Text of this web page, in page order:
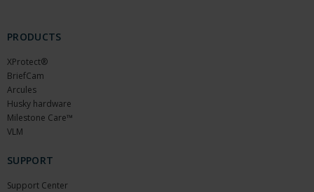
PRODUCTS
XProtect®
BriefCam
Arcules
Husky hardware
Milestone Care™
VLM
SUPPORT
Support Center